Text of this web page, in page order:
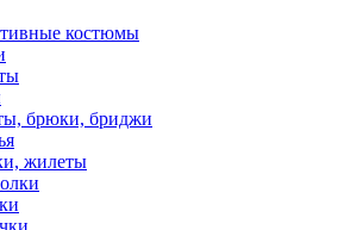
костюмы
брюки, бриджи
жилеты